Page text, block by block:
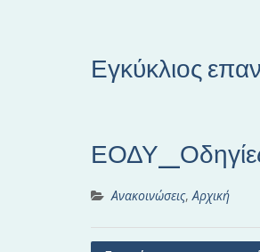
Εγκύκλιος
Ανακοινώσεις,Αρχική